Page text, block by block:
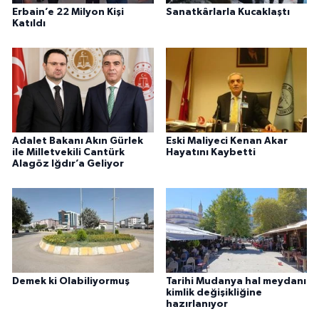
Erbain’e 22 Milyon Kişi
Katıldı
Sanatkârlarla Kucaklaştı
Adalet Bakanı Akın Gürlek
ile Milletvekili Cantürk
Alagöz Iğdır’a Geliyor
Eski Maliyeci Kenan Akar
Hayatını Kaybetti
Demek ki Olabiliyormuş
Tarihi Mudanya hal meydanı
kimlik değişikliğine
hazırlanıyor